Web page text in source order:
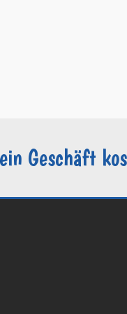
Geschäft